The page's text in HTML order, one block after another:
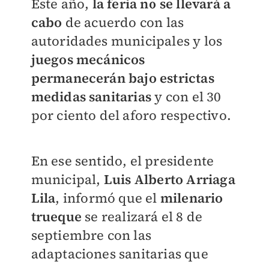
Este año, la feria no se llevará a
cabo de acuerdo con las
autoridades municipales y los
juegos mecánicos
permanecerán bajo estrictas
medidas sanitariasy con el 30
por ciento del aforo respectivo.
En ese sentido, el presidente
municipal, Luis Alberto Arriaga
Lila, informó que el milenario
trueque se realizará el 8 de
septiembre con las
adaptaciones sanitarias que